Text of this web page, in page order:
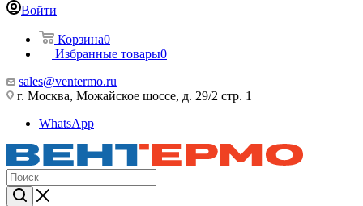
Войти
Корзина0
Избранные товары0
sales@ventermo.ru
г. Москва, Можайское шоссе, д. 29/2 стр. 1
WhatsApp